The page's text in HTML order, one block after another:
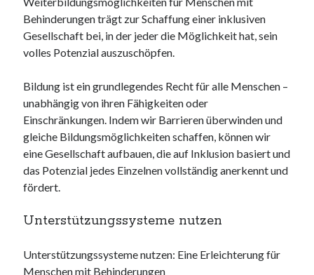
Behinderungen trägt zur Schaffung einer inklusiven
Gesellschaft bei, in der jeder die Möglichkeit hat, sein
volles Potenzial auszuschöpfen.
Bildung ist ein grundlegendes Recht für alle Menschen –
unabhängig von ihren Fähigkeiten oder
Einschränkungen. Indem wir Barrieren überwinden und
gleiche Bildungsmöglichkeiten schaffen, können wir
eine Gesellschaft aufbauen, die auf Inklusion basiert und
das Potenzial jedes Einzelnen vollständig anerkennt und
fördert.
Unterstützungssysteme nutzen
Unterstützungssysteme nutzen: Eine Erleichterung für
Menschen mit Behinderungen